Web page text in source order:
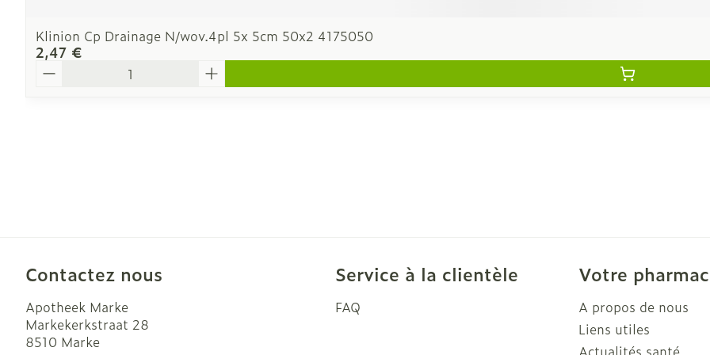
Klinion Cp Drainage N/wov.4pl 5x 5cm 50x2 4175050
2,47 €
Contactez nous
Apotheek Marke
Markekerkstraat 28
8510 Marke
Service à la clientèle
FAQ
Votre
A propos de nous
Liens utiles
Actualités santé